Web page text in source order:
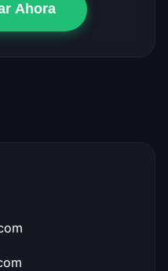
Ahora